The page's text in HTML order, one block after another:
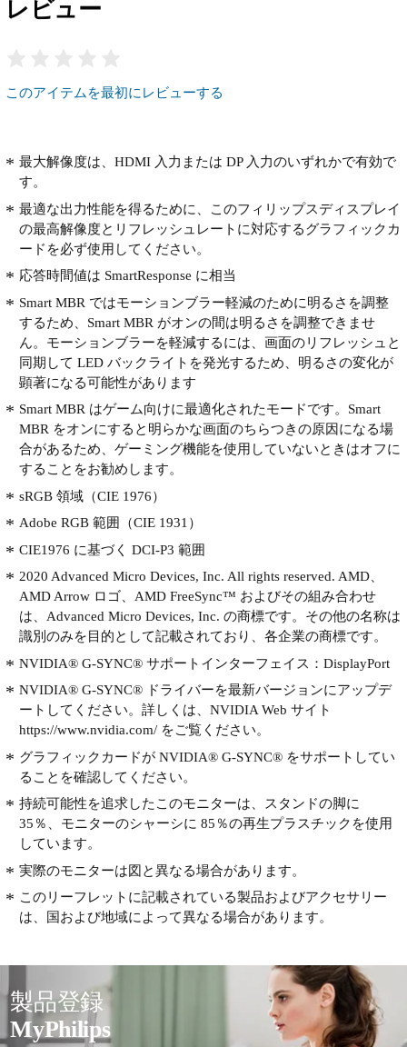
レビュー
このアイテムを最初にレビューする
最大解像度は、HDMI 入力または DP 入力のいずれかで有効で
す。
最適な出力性能を得るために、このフィリップスディスプレイ
の最高解像度とリフレッシュレートに対応するグラフィックカ
ードを必ず使用してください。
応答時間値は SmartResponse に相当
Smart MBR ではモーションブラー軽減のために明るさを調整
するため、Smart MBR がオンの間は明るさを調整できませ
ん。モーションブラーを軽減するには、画面のリフレッシュと
同期して LED バックライトを発光するため、明るさの変化が
顕著になる可能性があります
Smart MBR はゲーム向けに最適化されたモードです。Smart
MBR をオンにすると明らかな画面のちらつきの原因になる場
合があるため、ゲーミング機能を使用していないときはオフに
することをお勧めします。
sRGB 領域（CIE 1976）
Adobe RGB 範囲（CIE 1931）
CIE1976 に基づく DCI-P3 範囲
2020 Advanced Micro Devices, Inc. All rights reserved. AMD、
AMD Arrow ロゴ、AMD FreeSync™ およびその組み合わせ
は、Advanced Micro Devices, Inc. の商標です。その他の名称は
識別のみを目的として記載されており、各企業の商標です。
NVIDIA® G-SYNC® サポートインターフェイス：DisplayPort
NVIDIA® G-SYNC® ドライバーを最新バージョンにアップデ
ートしてください。詳しくは、NVIDIA Web サイト
https://www.nvidia.com/ をご覧ください。
グラフィックカードが NVIDIA® G-SYNC® をサポートしてい
ることを確認してください。
持続可能性を追求したこのモニターは、スタンドの脚に
35％、モニターのシャーシに 85％の再生プラスチックを使用
しています。
実際のモニターは図と異なる場合があります。
このリーフレットに記載されている製品およびアクセサリー
は、国および地域によって異なる場合があります。
製品登録
MyPhilips